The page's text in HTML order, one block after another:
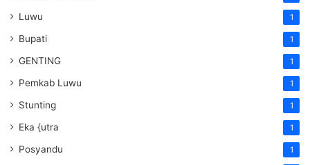
Luwu 1
Bupati 1
GENTING 1
Pemkab Luwu 1
Stunting 1
Eka {utra 1
Posyandu 1